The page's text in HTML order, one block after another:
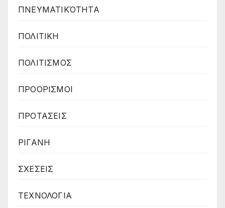
ΠΝΕΥΜΑΤΙΚΌΤΗΤΑ
ΠΟΛΙΤΙΚΗ
ΠΟΛΙΤΙΣΜΟΣ
ΠΡΟΟΡΙΣΜΟΙ
ΠΡΟΤΑΣΕΙΣ
ΡΙΓΑΝΗ
ΣΧΕΣΕΙΣ
ΤΕΧΝΟΛΟΓΙΑ